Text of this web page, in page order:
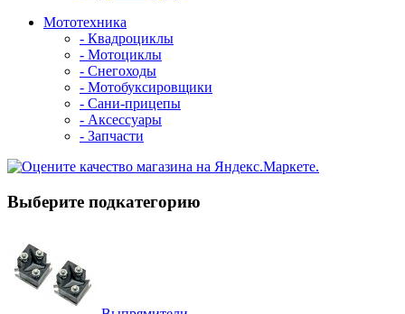
Мототехника
- Квадроциклы
- Мотоциклы
- Снегоходы
- Мотобуксировщики
- Сани-прицепы
- Аксессуары
- Запчасти
Выберите подкатегорию